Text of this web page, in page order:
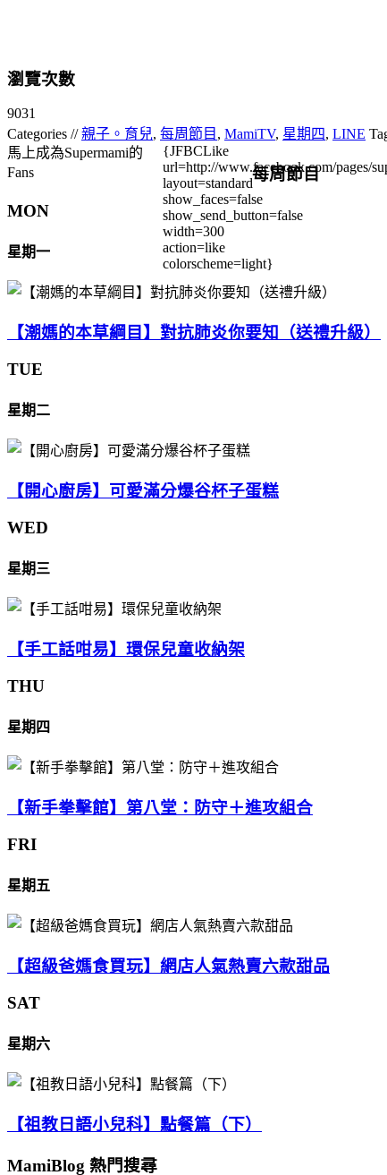
瀏覽次數
9031
Categories //親子。育兒, 每周節目 , MamiTV, 星期四, LINE
馬上成為Supermami的
Fans
{JFBCLike
url=http://www.facebook.com/pages/
layout=standard
show_faces=false
show_send_button=false
width=300
action=like
colorscheme=light}
每周節目
MON
星期一
【潮媽的本草綱目】對抗肺炎你要知（送禮升級）
TUE
星期二
【開心廚房】可愛滿分爆谷杯子蛋糕
WED
星期三
【手工話咁易】環保兒童收納架
THU
星期四
【新手拳擊館】第八堂：防守＋進攻組合
FRI
星期五
【超級爸媽食買玩】網店人氣熱賣六款甜品
SAT
星期六
【祖教日語小兒科】點餐篇（下）
MamiBlog 熱門搜尋